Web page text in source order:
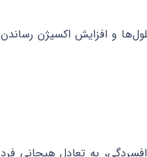
و افزایش اکسیژن رساندن
به تعادل هیجانی فرد